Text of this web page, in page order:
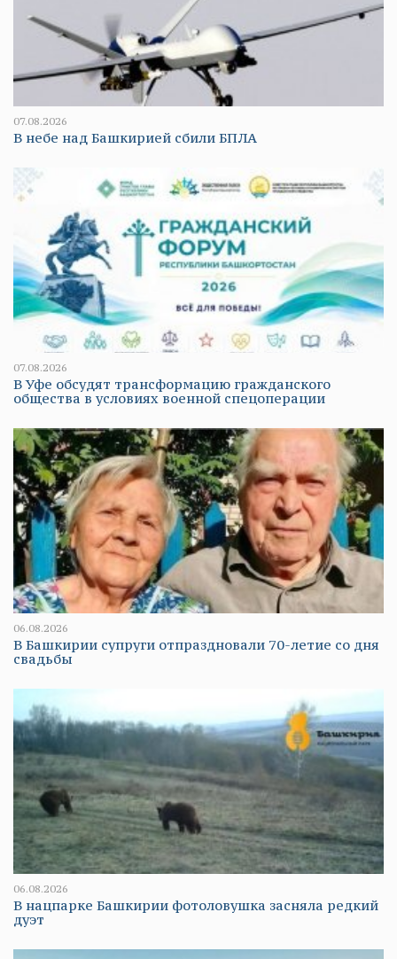
07.08.2026
В небе над Башкирией сбили БПЛА
07.08.2026
В Уфе обсудят трансформацию гражданского
общества в условиях военной спецоперации
06.08.2026
В Башкирии супруги отпраздновали 70-летие со дня
свадьбы
06.08.2026
В нацпарке Башкирии фотоловушка засняла редкий
дуэт